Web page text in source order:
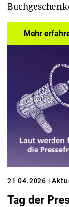
Mehr
21.04.2026 |
Tag der